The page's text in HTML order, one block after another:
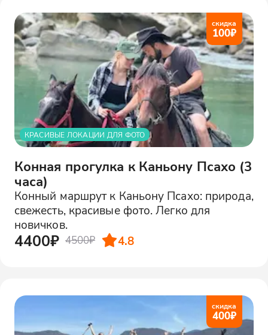
скидка
100₽
КРАСИВЫЕ ЛОКАЦИИ ДЛЯ ФОТО
Конная прогулка к Каньону Псахо (3
часа)
Конный маршрут к Каньону Псахо: природа,
свежесть, красивые фото. Легко для
новичков.
4400₽ 4500₽ 4.8
скидка
400₽